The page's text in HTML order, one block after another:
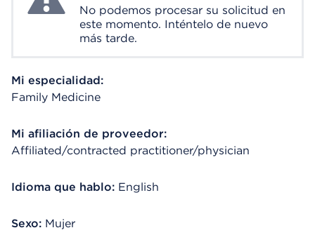
No podemos procesar su solicitud en
este momento. Inténtelo de nuevo
más tarde.
Mi especialidad:
Family Medicine
Mi afiliación de proveedor:
Affiliated/contracted practitioner/physician
Idioma que hablo: English
Sexo: Mujer